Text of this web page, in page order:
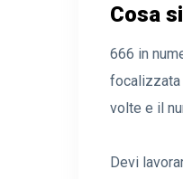
Cosa
666 in
focalizzata
volte e il
Devi